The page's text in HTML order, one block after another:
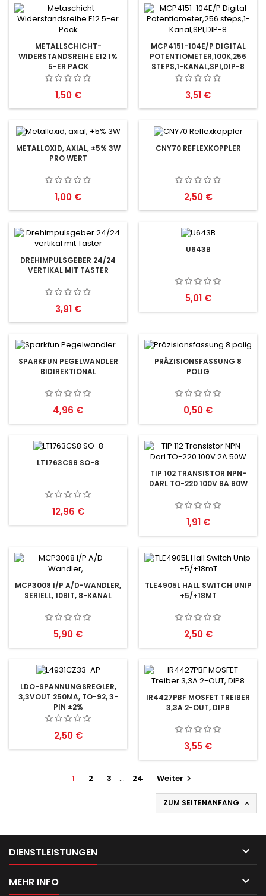
METALLSCHICHT-
WIDERSTANDSREIHE E12 1%
5-ER PACK
Preis
1,50 €
MCP4151-104E/P DIGITAL
POTENTIOMETER,100K,256
STEPS,1-KANAL,SPI,DIP-8
Preis
3,51 €
METALLOXID, AXIAL, ±5% 3W
PRO WERT
Preis
1,00 €
CNY70 REFLEXKOPPLER
Preis
2,50 €
DREHIMPULSGEBER 24/24
VERTIKAL MIT TASTER
Preis
3,91 €
U643B
Preis
5,01 €
SPARKFUN PEGELWANDLER
BIDIREKTIONAL
Preis
4,96 €
PRÄZISIONSFASSUNG 8
POLIG
Preis
0,50 €
LT1763CS8 SO-8
Preis
12,96 €
TIP 102 TRANSISTOR NPN-
DARL TO-220 100V 8A 80W
Preis
1,91 €
MCP3008 I/P A/D-WANDLER,
SERIELL, 10BIT, 8-KANAL
Preis
5,90 €
TLE4905L HALL SWITCH UNIP
+5/+18MT
Preis
2,50 €
LDO-SPANNUNGSREGLER,
3,3VOUT 250MA, TO-92, 3-
PIN ±2%
Preis
2,50 €
IR4427PBF MOSFET TREIBER
3,3A 2-OUT, DIP8
Preis
3,55 €
1 2 3 … 24 Weiter 
ZUM SEITENANFANG 
DIENSTLEISTUNGEN 
MEHR INFO 